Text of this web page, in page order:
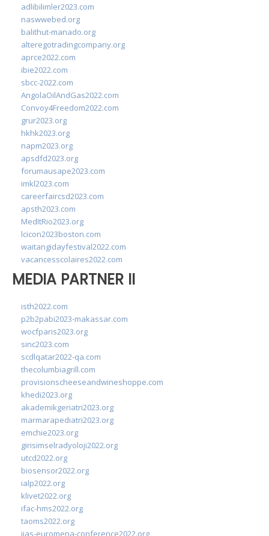
adlibilimler2023.com
naswwebed.org
balithut-manado.org
alteregotradingcompany.org
aprce2022.com
ibie2022.com
sbcc-2022.com
AngolaOilAndGas2022.com
Convoy4Freedom2022.com
grur2023.org
hkhk2023.org
napm2023.org
apsdfd2023.org
forumausape2023.com
imkl2023.com
careerfaircsd2023.com
apsth2023.com
MedItRio2023.org
lcicon2023boston.com
waitangidayfestival2022.com
vacancesscolaires2022.com
MEDIA PARTNER II
isth2022.com
p2b2pabi2023-makassar.com
wocfparis2023.org
sinc2023.com
scdlqatar2022-qa.com
thecolumbiagrill.com
provisionscheeseandwineshoppe.com
khedi2023.org
akademikgeriatri2023.org
marmarapediatri2023.org
emchie2023.org
girisimselradyoloji2022.org
utcd2022.org
biosensor2022.org
ialp2022.org
klivet2022.org
ifac-hms2022.org
taoms2022.org
iias-euromena-conference2022.org